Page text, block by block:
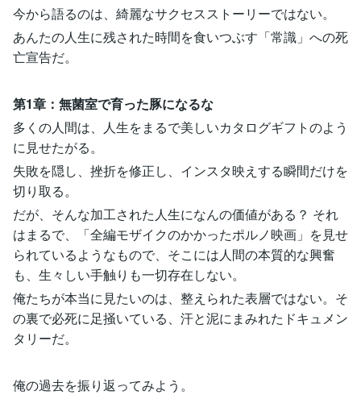
今から語るのは、綺麗なサクセスストーリーではない。
あんたの人生に残された時間を食いつぶす「常識」への死
亡宣告だ。
第1章：無菌室で育った豚になるな
多くの人間は、人生をまるで美しいカタログギフトのよう
に見せたがる。
失敗を隠し、挫折を修正し、インスタ映えする瞬間だけを
切り取る。
だが、そんな加工された人生になんの価値がある？ それ
はまるで、「全編モザイクのかかったポルノ映画」を見せ
られているようなもので、そこには人間の本質的な興奮
も、生々しい手触りも一切存在しない。
俺たちが本当に見たいのは、整えられた表層ではない。そ
の裏で必死に足掻いている、汗と泥にまみれたドキュメン
タリーだ。
俺の過去を振り返ってみよう。